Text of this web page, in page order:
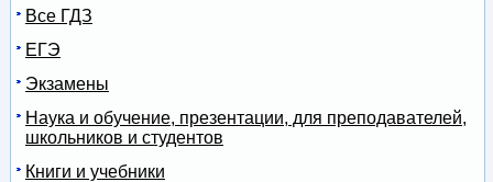
Все ГДЗ
ЕГЭ
Экзамены
Наука и обучение, презентации, для преподавателей,
школьников и студентов
Книги и учебники